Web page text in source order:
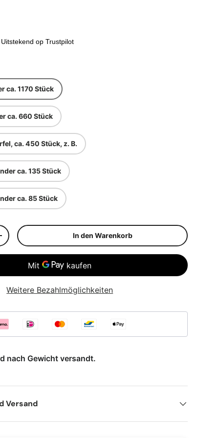
op Trustpilot
ca. 1170 Stück
ca. 660 Stück
ca. 450 Stück, z. B.
ca. 135 Stück
ca. 85 Stück
erhöhen In den Warenkorb
Weitere Bezahlmöglichkeiten
nach Gewicht versandt.
Versand